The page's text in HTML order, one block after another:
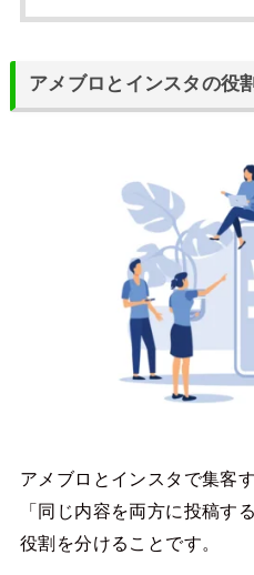
アメブロとインスタの役
アメブロとインスタで集客
「同じ内容を両方に投稿す
役割を分けることです。